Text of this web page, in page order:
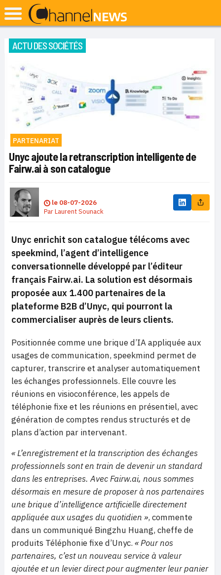
ACTU DES SOCIÉTÉS
PARTENARIAT
Unyc ajoute la retranscription intelligente de
Fairw.ai à son catalogue
le 08-07-2026
ParLaurent Sounack
Unyc enrichit son catalogue télécoms avec
speekmind, l’agent d’intelligence
conversationnelle développé par l’éditeur
français Fairw.ai. La solution est désormais
proposée aux 1.400 partenaires de la
plateforme B2B d’Unyc, qui pourront la
commercialiser auprès de leurs clients.
Positionnée comme une brique d’IA appliquée aux
usages de communication, speekmind permet de
capturer, transcrire et analyser automatiquement
les échanges professionnels. Elle couvre les
réunions en visioconférence, les appels de
téléphonie fixe et les réunions en présentiel, avec
génération de comptes rendus structurés et de
plans d’action par intervenant.
« L’enregistrement et la transcription des échanges
professionnels sont en train de devenir un standard
dans les entreprises. Avec Fairw.ai, nous sommes
désormais en mesure de proposer à nos partenaires
une brique d’intelligence artificielle directement
appliquée aux usages du quotidien », commente
dans un communiqué Bingzhu Huang, cheffe de
produits Téléphonie fixe d’Unyc. « Pour nos
partenaires, c’est un nouveau service à valeur
ajoutée et un levier direct pour augmenter leur panier